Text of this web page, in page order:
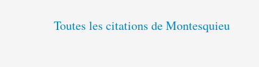
Toutes les citations de Montesquieu